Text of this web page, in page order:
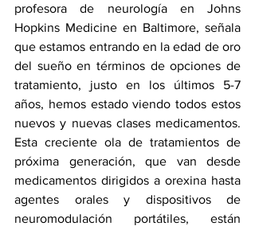
profesora de neurología en Johns
Hopkins Medicine en Baltimore, señala
que estamos entrando en la edad de oro
del sueño en términos de opciones de
tratamiento, justo en los últimos 5-7
años, hemos estado viendo todos estos
nuevos y nuevas clases medicamentos.
Esta creciente ola de tratamientos de
próxima generación, que van desde
medicamentos dirigidos a orexina hasta
agentes orales y dispositivos de
neuromodulación portátiles, están